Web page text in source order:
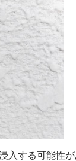
入する可能性